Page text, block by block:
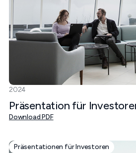
2024
Präsentation für
Download PDF
Präsentationen für Investoren